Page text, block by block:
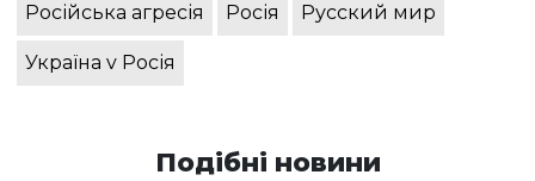
Російська агресія Росія Русский мир
Україна v Росія
Подібні новини